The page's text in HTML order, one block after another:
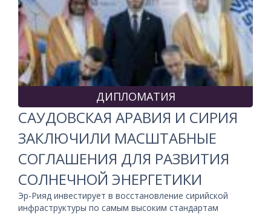
ДИПЛОМАТИЯ
САУДОВСКАЯ АРАВИЯ И СИРИЯ
ЗАКЛЮЧИЛИ МАСШТАБНЫЕ
СОГЛАШЕНИЯ ДЛЯ РАЗВИТИЯ
СОЛНЕЧНОЙ ЭНЕРГЕТИКИ
Эр-Рияд инвестирует в восстановление сирийской
инфраструктуры по самым высоким стандартам